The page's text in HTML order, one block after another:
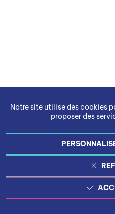
Notre site utilise des cookies
proposer des